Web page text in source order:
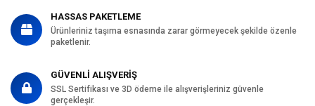
HASSAS PAKETLEME
Ürünleriniz taşıma esnasında zarar görmeyecek şekilde özenle
paketlenir.
GÜVENLİ ALIŞVERİŞ
SSL Sertifikası ve 3D ödeme ile alışverişleriniz güvenle
gerçekleşir.